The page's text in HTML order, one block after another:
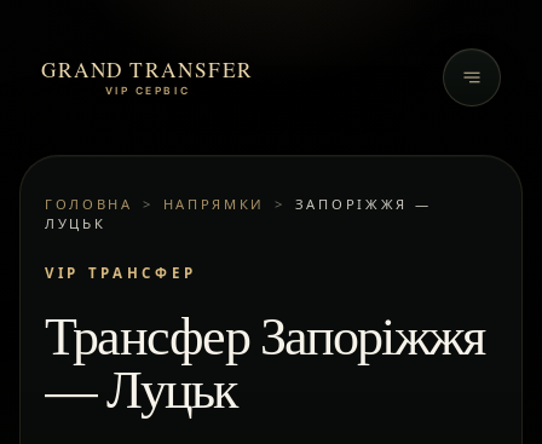
GRAND TRANSFER
VIP СЕРВІС
ГОЛОВНА > НАПРЯМКИ >
ЗАПОРІЖЖЯ —
ЛУЦЬК
VIP ТРАНСФЕР
Трансфер Запоріжжя
— Луцьк